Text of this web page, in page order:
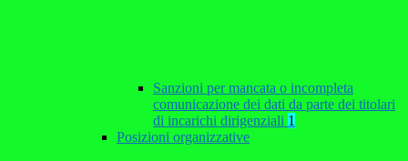
Sanzioni per mancata o incompleta
comunicazione dei dati da parte dei titolari
di incarichi dirigenziali 1
Posizioni organizzative